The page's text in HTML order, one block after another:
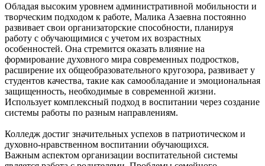
Обладая высоким уровнем административной мобильности и
творческим подходом к работе, Малика Азаевна постоянно
развивает свои организаторские способности, планируя
работу с обучающимися с учетом их возрастных
особенностей. Она стремится оказать влияние на
формирование духовного мира современных подростков,
расширение их общеобразовательного кругозора, развивает у
студентов качества, такие как самообладание и эмоциональная
защищенность, необходимые в современной жизни.
Использует комплексный подход в воспитании через создание
системы работы по разным направлениям.
Колледж достиг значительных успехов в патриотическом и
духовно-нравственном воспитании обучающихся.
Важным аспектом организации воспитательной системы